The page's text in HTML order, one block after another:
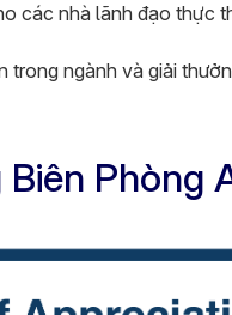
các nhà lãnh đạo thực
ngành và giải
Phòng